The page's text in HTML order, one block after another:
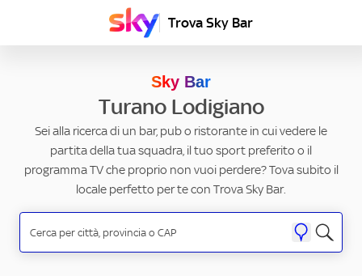
Trova Sky Bar
Sky Bar
Turano Lodigiano
Sei alla ricerca di un bar, pub o ristorante in cui vedere le
partita della tua squadra, il tuo sport preferito o il
programma TV che proprio non vuoi perdere? Tova subito il
locale perfetto per te con Trova Sky Bar.